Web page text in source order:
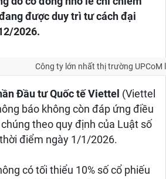
được duy trì tư cách đại
2026.
Công ty lớn nhất thị trường UPCoM
Đầu tư Quốc tế Viettel (Viettel
báo không còn đáp ứng điều
theo quy định của Luật số
điểm ngày 1/1/2026.
có tối thiểu 10% số cổ phiếu